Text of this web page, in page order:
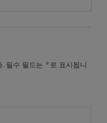
. 필수 필드는 *로 표시됩니